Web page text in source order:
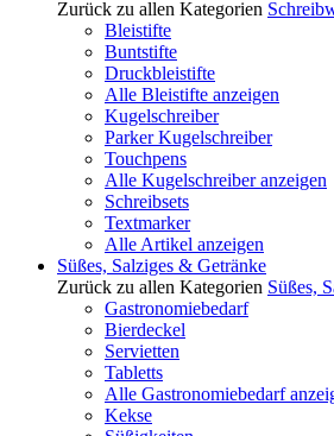
Zurück zu allen Kategorien
Bleistifte
Buntstifte
Druckbleistifte
Alle Bleistifte anzeigen
Kugelschreiber
Parker Kugelschreiber
Touchpens
Alle Kugelschreiber anzeigen
Schreibsets
Textmarker
Alle Artikel anzeigen
Süßes, Salziges & Getränke
Zurück zu allen Kategorien Süßes,
Gastronomiebedarf
Bierdeckel
Servietten
Tabletts
Alle Gastronomiebedarf
Kekse